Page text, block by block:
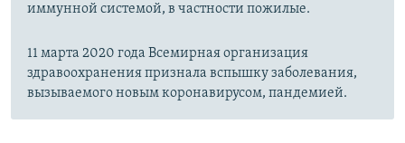
иммунной системой, в частности пожилые.
11 марта 2020 года Всемирная организация
здравоохранения признала вспышку заболевания,
вызываемого новым коронавирусом, пандемией.